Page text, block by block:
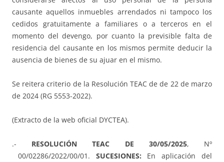
causante aquellos inmuebles arrendados ni tampoco los
cedidos gratuitamente a familiares o a terceros en el
momento del devengo, por cuanto la previsible falta de
residencia del causante en los mismos permite deducir la
ausencia de bienes de su ajuar en el mismo.
Se reitera criterio de la Resolución TEAC de de 22 de marzo
de 2024 (RG 5553-2022).
(Extracto de la web oficial DYCTEA).
.- RESOLUCIÓN TEAC DE 30/05/2025, Nº
00/02286/2022/00/01. SUCESIONES: En aplicación del